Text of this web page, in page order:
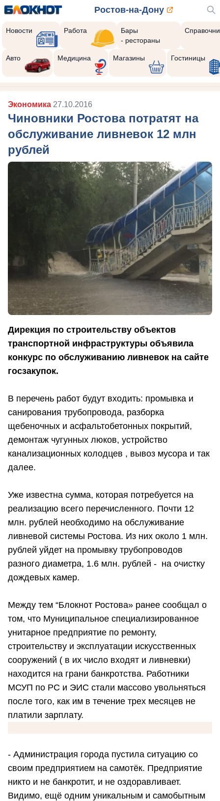
Ростов-на-Дону
Новости Работа
Бары
- рестораны
Авто Медицина Магазины Гостиницы
Экономика 27.10.2016
Чиновники Ростова потратят на
обслуживание ливневок 12 млн
рублей
Дирекция по строительству объектов
транспортной инфраструктуры объявила
конкурс по обслуживанию ливневок на сайте
госзакупок.
В перечень работ будут входить: промывка и
санирования трубопровода, разборка
щебеночных и асфальтобетонных покрытий,
демонтаж чугунных люков, устройство
канализационных колодцев , вывоз мусора и так
далее.
Уже известна сумма, которая потребуется на
реализацию всего перечисленного. Почти 12
млн. рублей необходимо на обслуживание
ливневой системы Ростова. Из них около 1 млн.
рублей уйдет на промывку трубопроводов
разного диаметра, 1.6 млн. рублей - на очистку
дождевых камер.
Между тем “Блокнот Ростова» ранее сообщал о
том, что Муниципальное специализированное
унитарное предприятие по ремонту,
строительству и эксплуатации искусственных
сооружений ( в их число входят и ливневки)
находится на грани банкротства. Работники
МСУП по РС и ЭИС стали массово увольняться
после того, как им в течение трех месяцев не
платили зарплату.
- Администрация города пустила ситуацию со
своим предприятием на самотёк. Предприятие
никто и не банкротит, и не оздоравливает.
Видимо, ещё одним уникальным и самобытным